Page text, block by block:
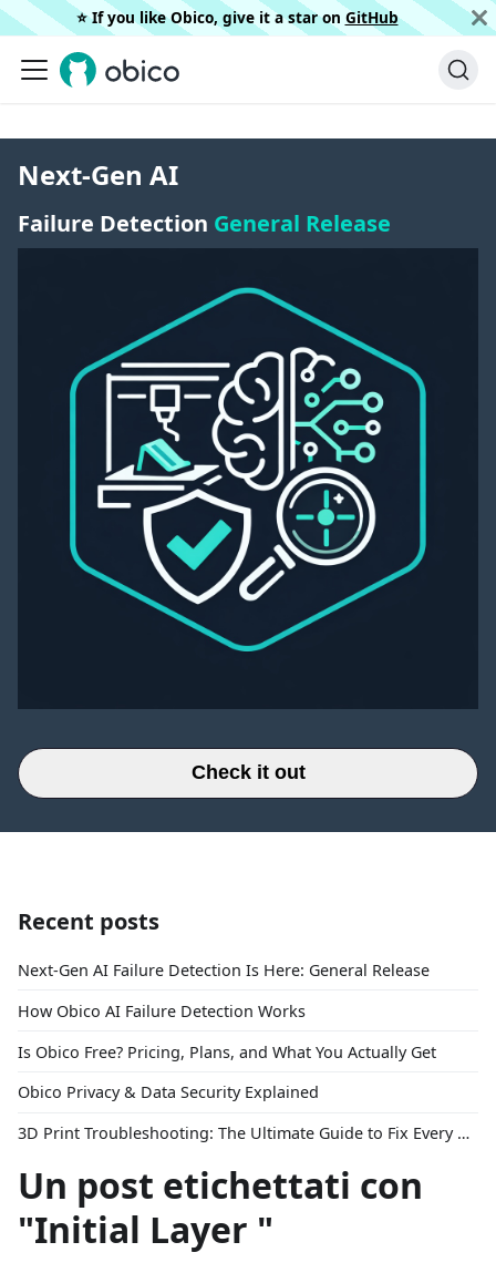
⭐️ If you like Obico, give it a star on GitHub
Next-Gen AI
Failure Detection General Release
Check it out
Recent posts
Next-Gen AI Failure Detection Is Here: General Release
How Obico AI Failure Detection Works
Is Obico Free? Pricing, Plans, and What You Actually Get
Obico Privacy & Data Security Explained
3D Print Troubleshooting: The Ultimate Guide to Fix Every Common Problem [2026]
Un post etichettati con
"Initial Layer "